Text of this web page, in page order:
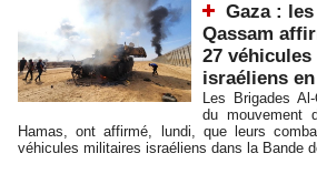
Gaza :
Qassam
27
israéliens
Les Brigades
du mouvement
Hamas, ont affirmé, lundi, que leurs
véhicules militaires israéliens dans la Bande